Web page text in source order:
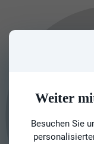
Weiter
Besuchen Sie